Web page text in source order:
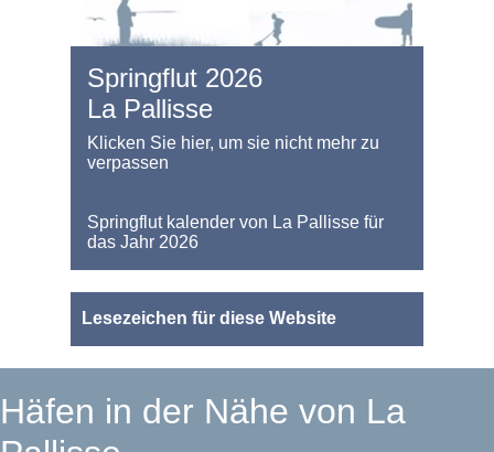
Springflut 2026
La Pallisse
Klicken Sie hier, um sie nicht mehr zu
verpassen
Springflut kalender von La Pallisse für
das Jahr 2026
Lesezeichen für diese Website
Häfen in der Nähe von La